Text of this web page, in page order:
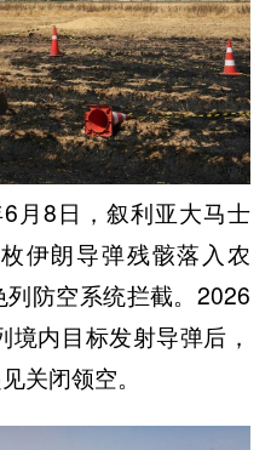
月8日，叙利亚大马士
伊朗导弹残骸落入农
防空系统拦截。2026
内目标发射导弹后，
关闭领空。